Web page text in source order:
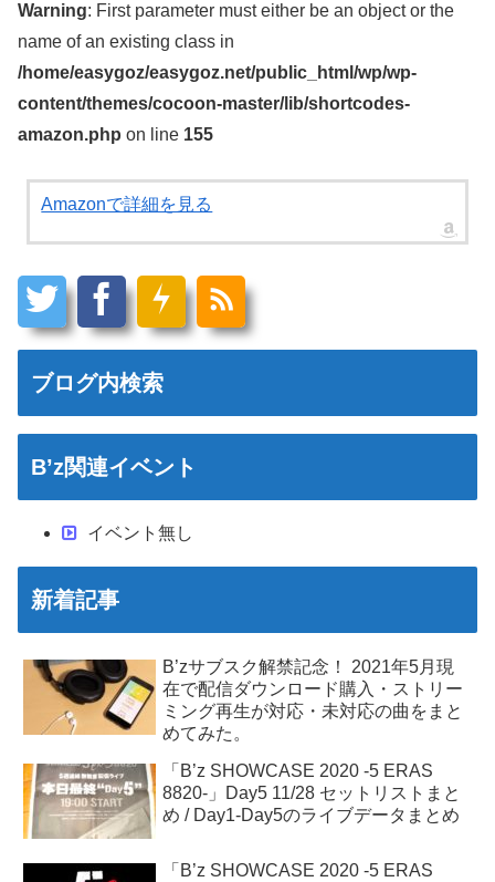
Warning: First parameter must either be an object or the
name of an existing class in
/home/easygoz/easygoz.net/public_html/wp/wp-
content/themes/cocoon-master/lib/shortcodes-
amazon.php on line 155
Amazonで詳細を見る
ブログ内検索
B’z関連イベント
イベント無し
新着記事
B’zサブスク解禁記念！ 2021年5月現
在で配信ダウンロード購入・ストリー
ミング再生が対応・未対応の曲をまと
めてみた。
「B’z SHOWCASE 2020 -5 ERAS
8820-」Day5 11/28 セットリストまと
め / Day1-Day5のライブデータまとめ
「B’z SHOWCASE 2020 -5 ERAS